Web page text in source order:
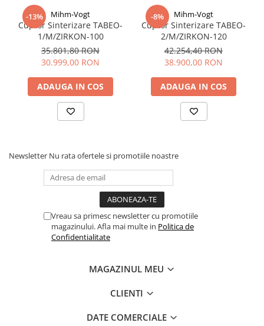
Echipamente Laborator
Accesorii
Castomate
Cuptoare Preincalzire
Diverse
Generatoare Abur
Incinte polimerizare
Mese vibrante
Micromotoare
Motoare Lustru
Sablatoare
BONTURI PREMILL FREZABILE
-13% Mihm-Vogt
Cuptor Sinterizare TABEO-
1/M/ZIRKON-100
35.801,80 RON
30.999,00 RON
ADAUGA IN COS
-8% Mihm-Vogt
Cuptor Sinterizare TABEO-
2/M/ZIRKON-120
42.254,40 RON
38.900,00 RON
ADAUGA IN COS
Newsletter Nu rata ofertele si promotiile noastre
Vreau sa primesc newsletter cu promotiile
magazinului. Afla mai multe in Politica de
Confidentialitate
MAGAZINUL MEU
CLIENTI
DATE COMERCIALE